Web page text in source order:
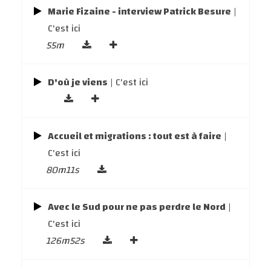
Marie Fizaine - interview Patrick Besure |
C'est ici
55m
D'où je viens | C'est ici
Accueil et migrations : tout est à faire |
C'est ici
80m11s
Avec le Sud pour ne pas perdre le Nord |
C'est ici
126m52s